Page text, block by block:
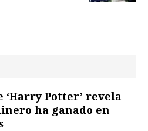
‘Harry Potter’ revela
ha ganado en